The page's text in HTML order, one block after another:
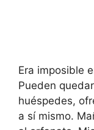
Era imposible
Pueden
huéspedes,
a sí mismo.